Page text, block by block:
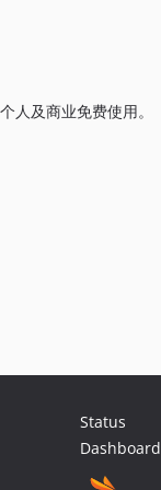
人及商业免费使用。
Status
Dashboard